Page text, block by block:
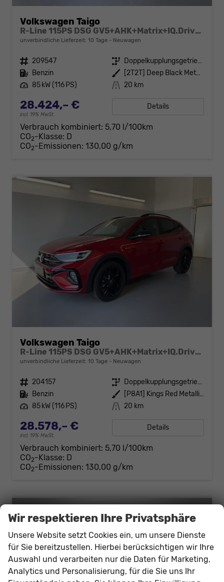
Volkswagen Taigo
R-Line 115PS DSG GV5+AHK+Matrix+IQ.Drive+Black+Keyless+Alu18+Cam+Sitzheiz
unverbindliche Lieferzeit: 10 Tage Neuwagen
Fahrzeugnr. 209547 Getriebe
Doppelkupplungsgetriebe (DSG)
Kraftstoff Benzin Außenfarbe
[2T2T] Deep Black Metallic
Leistung 85 kW (116 PS) Kilometerstand 20 km
28.424,– €
incl. 19% MwSt.
Details
Verbrauch kombiniert: 5,70 l/100km
CO2-Klasse: D
CO2-Emissionen: 130,00 g/km
Volkswagen Taigo
R-Line 115PS DSG GV5+AHK+Matrix+IQ.Drive+Black+Keyless+Alu18+Cam+Sitzheiz
unverbindliche Lieferzeit: 10 Tage Neuwagen
Fahrzeugnr. 204157 Getriebe
Doppelkupplungsgetriebe (DSG)
Kraftstoff Benzin Außenfarbe
[P8A1] Kings Red Metallic / Dach Schwarz
Leistung 85 kW (116 PS) Kilometerstand 20 km
28.578,– €
incl. 19% MwSt.
Details
Verbrauch kombiniert: 5,70 l/100km
CO2-Klasse: D
CO2-Emissionen: 130,00 g/km
Wir respektieren Ihre Privatsphäre
Unsere Website setzt Cookies ein, um unsere Dienste
für Sie bereitzustellen. Hierbei berücksichtigen wir Ihre
Auswahl und verarbeiten nur die Daten für Marketing,
Analytics und Personalisierung, für die Sie uns Ihr